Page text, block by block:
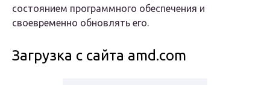
состоянием программного обеспечения и
своевременно обновлять его.
Загрузка с сайта amd.com